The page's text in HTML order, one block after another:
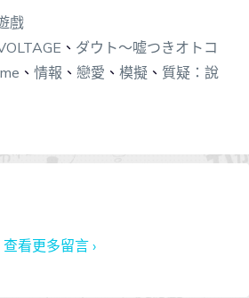
戲
、 ダウト～嘘つきオトコ
、 情報 、 戀愛 、 模擬 、 質疑：說
查看更多留言 ›